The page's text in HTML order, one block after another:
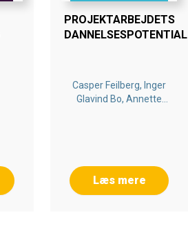
PROJEKTARBEJDETS
DANNELSESPOTENTIALE
Casper Feilberg, Inger
Glavind Bo, Annette
Læs mere